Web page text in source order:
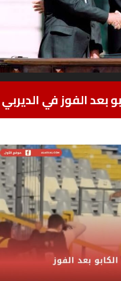
بعد الفوز في الديربي